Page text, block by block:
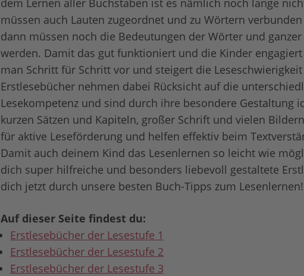
dem Lernen aller Buchstaben ist es nämlich noch lange
müssen auch Lauten zugeordnet und zu Wörtern
dann müssen noch die Bedeutungen der Wörter und
werden. Damit das gut funktioniert und die Kinder
man Schritt für Schritt vor und steigert die
Erstlesebücher nehmen dabei Rücksicht auf die
Lesekompetenz und sind durch ihre besondere Gestaltung
kurzen Sätzen und Kapiteln, großer Schrift und vielen
für aktive Leseförderung und helfen effektiv beim
Damit auch deinem Kind das Lesenlernen so leicht wie
dich super hilfreiche und besonders liebevoll gestaltete
dich jetzt durch unsere besten Buch-Tipps zum Lesenlernen!
Auf dieser Seite findest du:
Erstlesebücher der Lesestufe 1
Erstlesebücher der Lesestufe 2
Erstlesebücher der Lesestufe 3